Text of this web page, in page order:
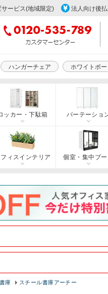
サービス(地域限定) 法人向け後
ハンガーチェア ホワイトボ
ッカー・下駄箱 パーテーショ
フィスインテリア 個室・集中ブー
庫 スチール書庫アーチー